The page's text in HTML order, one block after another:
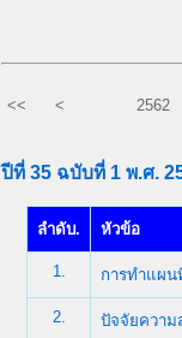
<< < 2562
ปีที่ 35 ฉบับที่ 1 พ.ศ.
ลำดับ. หัวข้อ
1. การทำแผน
2. ปัจจัยความ